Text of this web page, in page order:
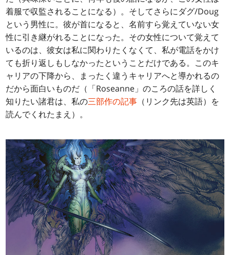
着服で収監されることになる）。そしてさらにダグ/Doug
という男性に。彼が首になると、名前すら覚えていない女
性に引き継がれることになった。その女性について覚えて
いるのは、彼女は私に関わりたくなくて、私が電話をかけ
ても折り返しもしなかったということだけである。このキ
ャリアの下降から、まったく違うキャリアへと導かれるの
だから面白いものだ（「Roseanne」のころの話を詳しく
知りたい諸君は、私の三部作の記事 （リンク先は英語）を
読んでくれたまえ）。